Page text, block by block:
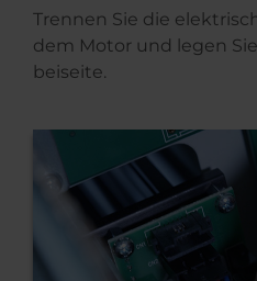
Trennen Sie die
dem Motor und legen
beiseite.